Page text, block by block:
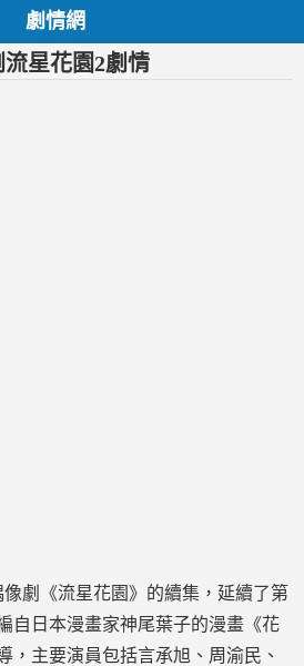
劇情網
流星花園2劇情
像劇《流星花園》的續集，延續了第
自日本漫畫家神尾葉子的漫畫《花
，主要演員包括言承旭、周渝民、